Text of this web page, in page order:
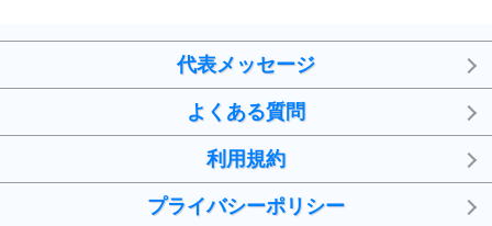
代表メッセージ
よくある質問
利用規約
プライバシーポリシー